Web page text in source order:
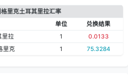
里克土耳其里拉汇率
单位
兑换结果
里拉
1
0.0133
里克
1 75.3284